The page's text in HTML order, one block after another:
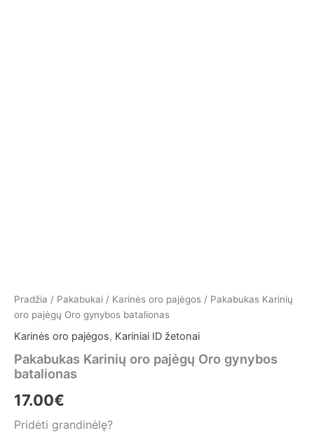
Pradžia / Pakabukai / Karinės oro pajėgos / Pakabukas Karinių
oro pajėgų Oro gynybos batalionas
Karinės oro pajėgos, Kariniai ID žetonai
Pakabukas Karinių oro pajėgų Oro gynybos
batalionas
17.00€
Pridėti grandinėlę?